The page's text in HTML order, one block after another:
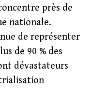
près de
nationale.
de représenter
de 90 % des
dévastateurs